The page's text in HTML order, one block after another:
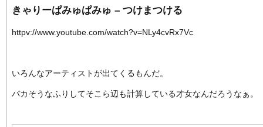
きゃりーぱみゅぱみゅ – つけまつける
httpv://www.youtube.com/watch?v=NLy4cvRx7Vc
いろんなアーティストが出てくるもんだ。
バカそうなふりしてそこら辺も計算している才女なんだろうなぁ。